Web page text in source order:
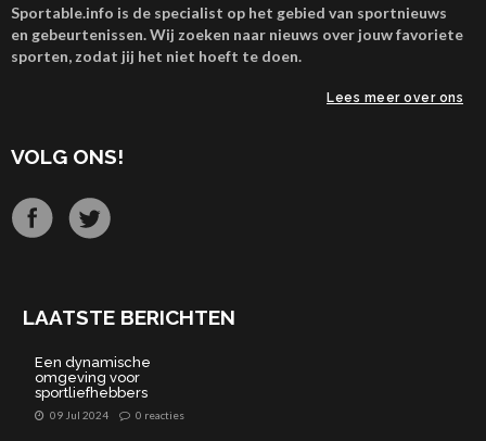
Sportable.info is de specialist op het gebied van sportnieuws
en gebeurtenissen. Wij zoeken naar nieuws over jouw favoriete
sporten, zodat jij het niet hoeft te doen.
Lees meer over ons
VOLG ONS!
LAATSTE BERICHTEN
Een dynamische
omgeving voor
sportliefhebbers
09 Jul 2024 0 reacties